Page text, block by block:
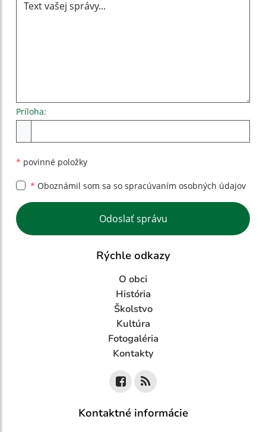
Príloha:
* povinné položky
* Oboznámil som sa so spracúvaním osobných údajov
Google reCaptcha Response
Odoslať správu
Rýchle odkazy
O obci
História
Školstvo
Kultúra
Fotogaléria
Kontakty
Kontaktné informácie